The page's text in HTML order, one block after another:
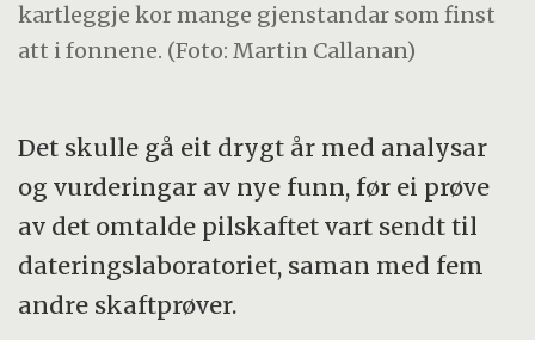
kartleggje kor mange gjenstandar som finst
att i fonnene. (Foto: Martin Callanan)
Det skulle gå eit drygt år med analysar
og vurderingar av nye funn, før ei prøve
av det omtalde pilskaftet vart sendt til
dateringslaboratoriet, saman med fem
andre skaftprøver.